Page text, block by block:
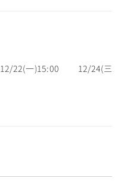
12/22(一)15:00 12/24(三)